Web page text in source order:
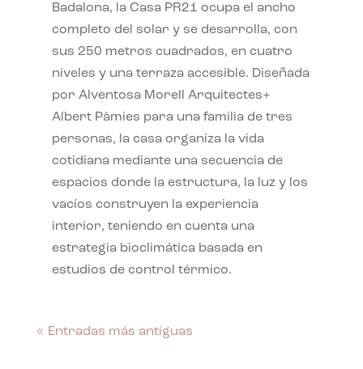
Badalona, la Casa PR21 ocupa el ancho
completo del solar y se desarrolla, con
sus 250 metros cuadrados, en cuatro
niveles y una terraza accesible. Diseñada
por Alventosa Morell Arquitectes+
Albert Pàmies para una familia de tres
personas, la casa organiza la vida
cotidiana mediante una secuencia de
espacios donde la estructura, la luz y los
vacíos construyen la experiencia
interior, teniendo en cuenta una
estrategia bioclimática basada en
estudios de control térmico.
« Entradas más antiguas